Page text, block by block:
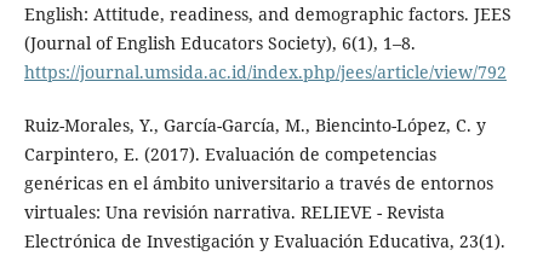
English: Attitude, readiness, and demographic factors. JEES
(Journal of English Educators Society), 6(1), 1–8.
https://journal.umsida.ac.id/index.php/jees/article/view/792
Ruiz-Morales, Y., García-García, M., Biencinto-López, C. y
Carpintero, E. (2017). Evaluación de competencias
genéricas en el ámbito universitario a través de entornos
virtuales: Una revisión narrativa. RELIEVE - Revista
Electrónica de Investigación y Evaluación Educativa, 23(1).